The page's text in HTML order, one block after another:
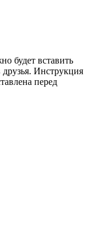
будет вставить
Инструкция
перед